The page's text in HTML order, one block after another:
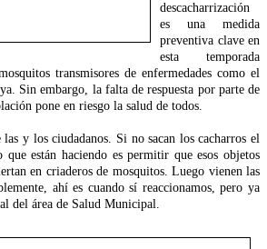
descacharrización
es una medida
preventiva clave en
esta temporada
transmisores de enfermedades como el
Sin embargo, la falta de respuesta por parte de
pone en riesgo la salud de todos.
las y los ciudadanos. Si no sacan los cacharros el
están haciendo es permitir que esos objetos
en criaderos de mosquitos. Luego vienen las
ahí es cuando sí reaccionamos, pero ya
del área de Salud Municipal.